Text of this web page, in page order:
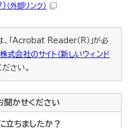
（外部リンク）
「Acrobat Reader（R）」が必
式会社のサイト（新しいウィンド
ださい。
聞かせください
立ちましたか？